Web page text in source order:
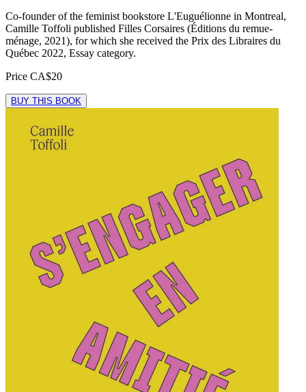
Co-founder of the feminist bookstore L'Euguélionne in Montreal,
Camille Toffoli published Filles Corsaires (Éditions du remue-
ménage, 2021), for which she received the Prix des Libraires du
Québec 2022, Essay category.
Price CA$20
BUY THIS BOOK